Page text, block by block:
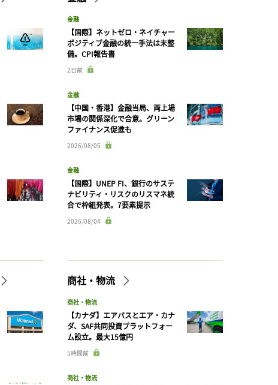
金融
【国際】ネットゼロ・ネイチャー
ポジティブ金融の統一手法は未整
備。CPI報告書
2日前
金融
【中国・香港】金融当局、両上場
市場の関係深化で合意。グリーン
ファイナンス促進も
2026/08/05
金融
【国際】UNEP FI、銀行のサステ
ナビリティ・リスクのリスマネ統
合で枠組発表。7要素提示
2026/08/04
商社・物流
商社・物流
【カナダ】エアバスとエア・カナ
ダ、SAF共同投資プラットフォー
ム設立。最大15億円
5時間前
商社・物流